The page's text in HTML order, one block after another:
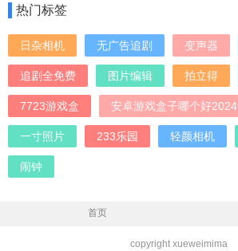
热门标签
日杂相机 无广告追剧 变声器
追剧全免费 图片编辑 拍立得
7723游戏盒 安卓游戏盒子哪个好2024
一寸照片 233乐园 轻颜相机
闹钟
首页
copyright xueweimima